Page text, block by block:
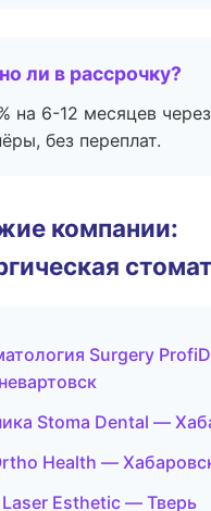
ли в рассрочку?
на 6-12 месяцев
без переплат.
компании:
Surgery
Stoma Dental —
Health —
Esthetic — Тверь